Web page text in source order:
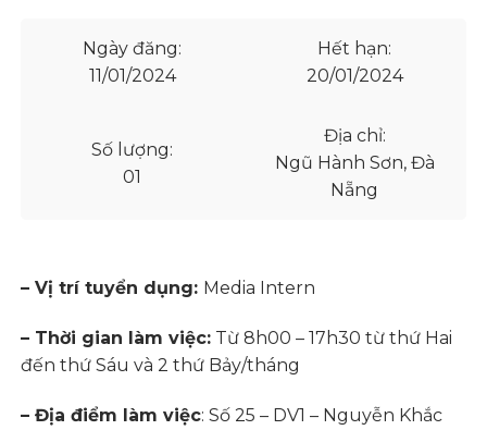
Ngày đăng:
11/01/2024
Hết hạn:
20/01/2024
Số lượng:
01
Địa chỉ:
Ngũ Hành Sơn, Đà
Nẵng
– Vị trí tuyển dụng: Media Intern
– Thời gian làm việc: Từ 8h00 – 17h30 từ thứ Hai
đến thứ Sáu và 2 thứ Bảy/tháng
– Địa điểm làm việc: Số 25 – DV1 – Nguyễn Khắc